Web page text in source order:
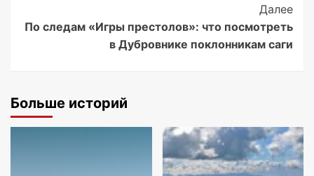
Далее
По следам «Игры престолов»: что посмотреть
в Дубровнике поклонникам саги
Больше историй